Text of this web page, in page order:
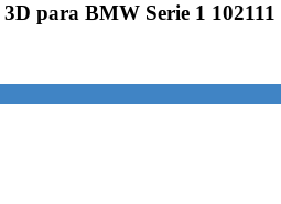
para BMW Serie 1 102111